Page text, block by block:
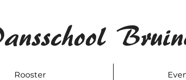
Rooster